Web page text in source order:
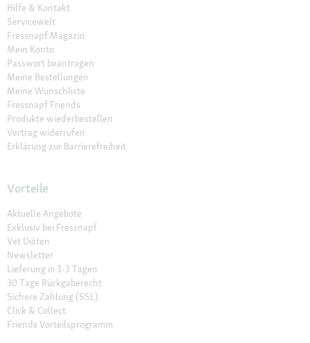
Hilfe & Kontakt
Servicewelt
Fressnapf Magazin
Mein Konto
Passwort beantragen
Meine Bestellungen
Meine Wunschliste
Fressnapf Friends
Produkte wiederbestellen
Vertrag widerrufen
Erklärung zur Barrierefreiheit
Vorteile
Aktuelle Angebote
Exklusiv bei Fressnapf
Vet Diäten
Newsletter
Lieferung in 1-3 Tagen
30 Tage Rückgaberecht
Sichere Zahlung (SSL)
Click & Collect
Friends Vorteilsprogramm